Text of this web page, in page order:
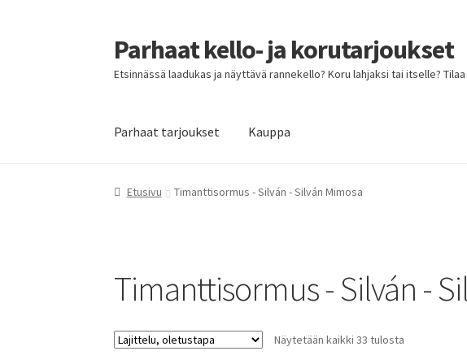
Siirry
navigointiin
Siirry
sisältöön
Parhaat kello- ja korutarjoukset
Etsinnässä laadukas ja näyttävä rannekello? Koru lahjaksi tai itselle?
Parhaat tarjoukset Kauppa
Etusivu Parhaat tarjoukset
Etusivu Timanttisormus - Silván - Silván Mimosa
Timanttisormus - Silván -
Näytetään kaikki 33 tulosta